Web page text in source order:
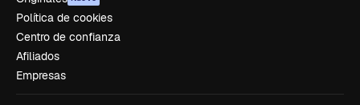
Política de cookies
Centro de confianza
Afiliados
Empresas